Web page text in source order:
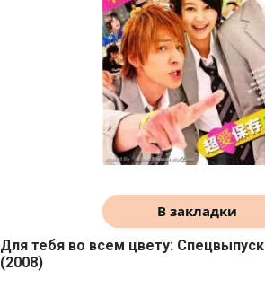
В закладки
Для тебя во всем цвету: Спецвыпуск
(2008)